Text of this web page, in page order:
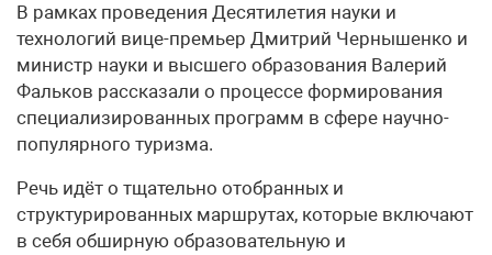
В рамках проведения Десятилетия науки и
технологий вице-премьер Дмитрий Чернышенко и
министр науки и высшего образования Валерий
Фальков рассказали о процессе формирования
специализированных программ в сфере научно-
популярного туризма.
Речь идёт о тщательно отобранных и
структурированных маршрутах, которые включают
в себя обширную образовательную и